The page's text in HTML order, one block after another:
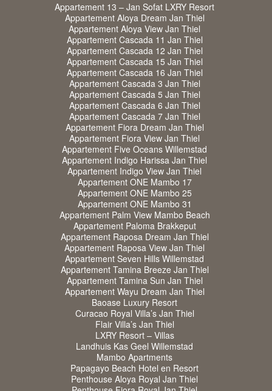
Appartement 13 – Jan Sofat LXRY Resort
Appartement Aloya Dream Jan Thiel
Appartement Aloya View Jan Thiel
Appartement Cascada 11 Jan Thiel
Appartement Cascada 12 Jan Thiel
Appartement Cascada 15 Jan Thiel
Appartement Cascada 16 Jan Thiel
Appartement Cascada 3 Jan Thiel
Appartement Cascada 5 Jan Thiel
Appartement Cascada 6 Jan Thiel
Appartement Cascada 7 Jan Thiel
Appartement Fiora Dream Jan Thiel
Appartement Fiora View Jan Thiel
Appartement Five Oceans Willemstad
Appartement Indigo Harissa Jan Thiel
Appartement Indigo View Jan Thiel
Appartement ONE Mambo 17
Appartement ONE Mambo 25
Appartement ONE Mambo 31
Appartement Palm View Mambo Beach
Appartement Paloma Brakkeput
Appartement Raposa Dream Jan Thiel
Appartement Raposa View Jan Thiel
Appartement Seven Hills Willemstad
Appartement Tamina Breeze Jan Thiel
Appartement Tamina Sun Jan Thiel
Appartement Wayu Dream Jan Thiel
Baoase Luxury Resort
Curacao Royal Villa’s Jan Thiel
Flair Villa’s Jan Thiel
LXRY Resort – Villas
Landhuis Kas Geel Willemstad
Mambo Apartments
Papagayo Beach Hotel en Resort
Penthouse Aloya Royal Jan Thiel